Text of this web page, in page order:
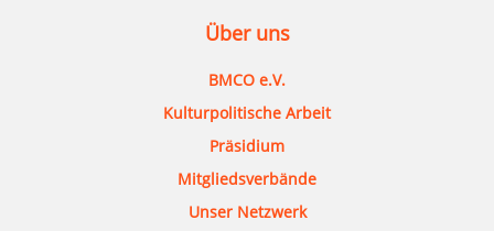
Über uns
BMCO e.V.
Kulturpolitische Arbeit
Präsidium
Mitgliedsverbände
Unser Netzwerk